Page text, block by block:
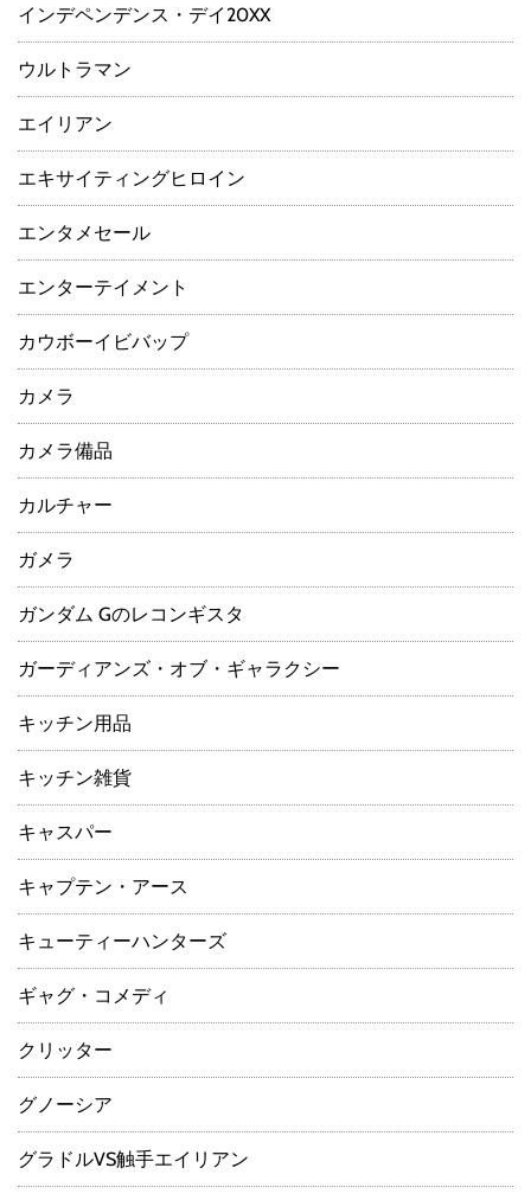
インデペンデンス・デイ20XX
ウルトラマン
エイリアン
エキサイティングヒロイン
エンタメセール
エンターテイメント
カウボーイビバップ
カメラ
カメラ備品
カルチャー
ガメラ
ガンダム Gのレコンギスタ
ガーディアンズ・オブ・ギャラクシー
キッチン用品
キッチン雑貨
キャスパー
キャプテン・アース
キューティーハンターズ
ギャグ・コメディ
クリッター
グノーシア
グラドルVS触手エイリアン